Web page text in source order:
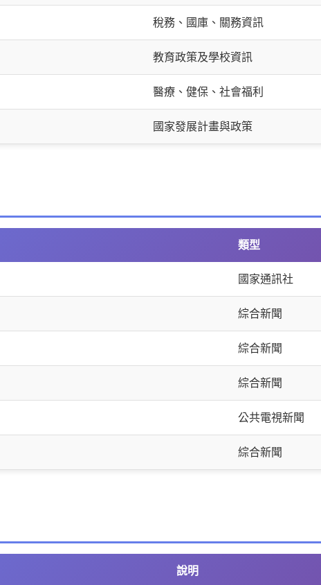
稅務、國庫、關務資訊
教育政策及學校資訊
醫療、健保、社會福利
國家發展計畫與政策
類型
國家通訊社
綜合新聞
綜合新聞
綜合新聞
公共電視新聞
綜合新聞
說明